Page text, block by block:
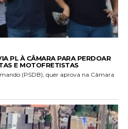
PL À CÂMARA PARA PERDOAR
E MOTOFRETISTAS
(PSDB), quer aprova na Câmara